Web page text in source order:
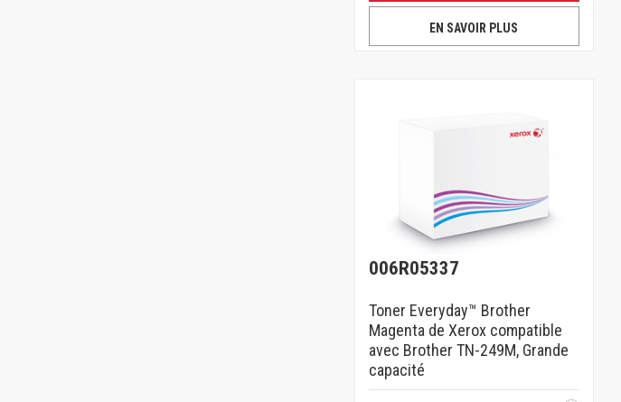
EN SAVOIR PLUS
006R05337
Toner Everyday™ Brother
Magenta de Xerox compatible
avec Brother TN-249M, Grande
capacité